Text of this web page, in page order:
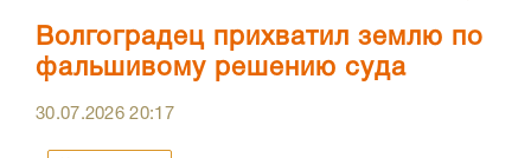
Волгоградец прихватил землю по
фальшивому решению суда
30.07.202620:17